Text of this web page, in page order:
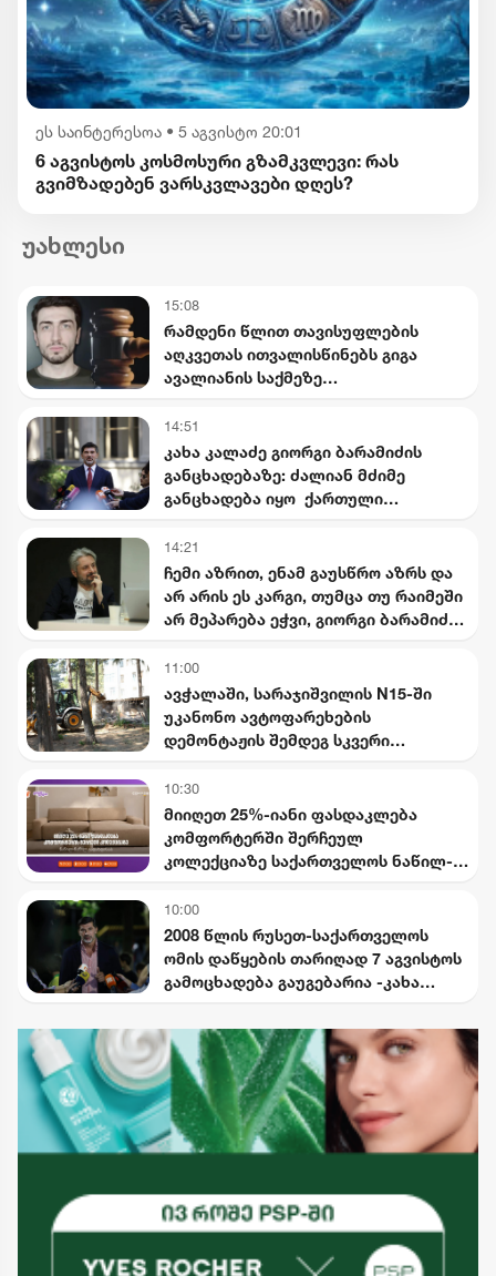
ეს საინტერესოა • 5 აგვისტო 20:01
6 აგვისტოს კოსმოსური გზამკვლევი: რას
გვიმზადებენ ვარსკვლავები დღეს?
უახლესი
15:08
რამდენი წლით თავისუფლების
აღკვეთას ითვალისწინებს გიგა
ავალიანის საქმეზე
წაყენებული ბრალდება
14:51
კახა კალაძე გიორგი ბარამიძის
განცხადებაზე: ძალიან მძიმე
განცხადება იყო ქართული
წინააღმდეგ
14:21
ჩემი აზრით, ენამ გაუსწრო აზრს და
არ არის ეს კარგი, თუმცა თუ რაიმეში
არ მეპარება ეჭვი, გიორგი ბარამიძის
11:00
ავჭალაში, სარაჯიშვილის N15-ში
უკანონო ავტოფარეხების
დემონტაჟის შემდეგ სკვერი
10:30
მიიღეთ 25%-იანი ფასდაკლება
კომფორტერში შერჩეულ
კოლექციაზე საქართველოს ნაწილ-
10:00
2008 წლის რუსეთ-საქართველოს
ომის დაწყების თარიღად 7 აგვისტოს
გამოცხადება გაუგებარია -კახა